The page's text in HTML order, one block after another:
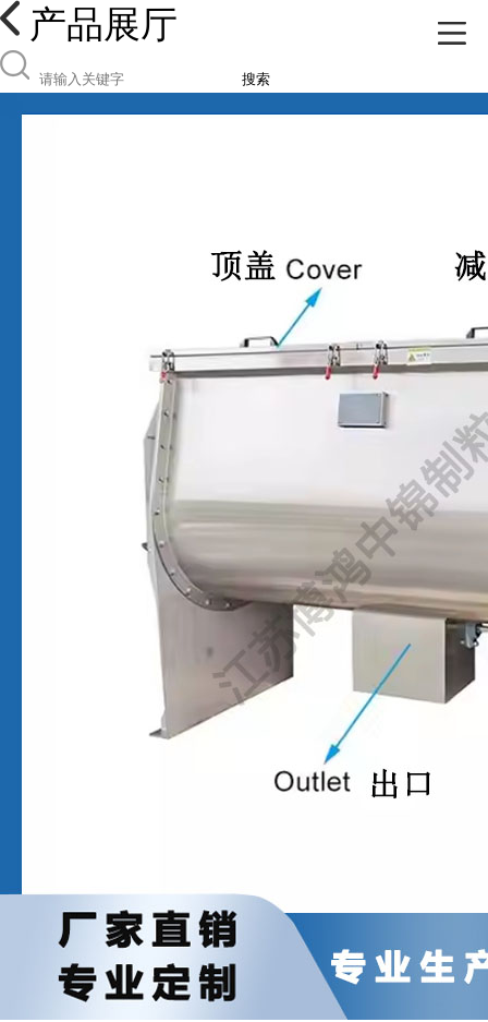
产品展厅
搜索